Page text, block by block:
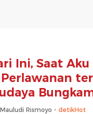
Ini, Saat Aku
Mauludi Rismoyo - detikHot